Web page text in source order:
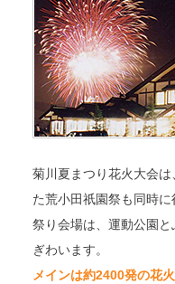
菊川夏まつり花火大会
た荒小田祇園祭も同時
祭り会場は、運動公園
ぎわいます。
メインは約2400発の花